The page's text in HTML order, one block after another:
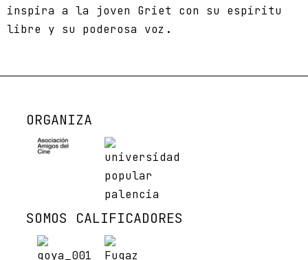
inspira a la joven Griet con su espíritu
libre y su poderosa voz.
ORGANIZA
SOMOS CALIFICADORES